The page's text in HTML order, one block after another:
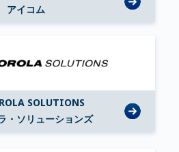
アイコム
SOLUTIONS
・ソリューションズ